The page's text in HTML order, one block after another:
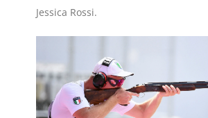
Jessica Rossi.